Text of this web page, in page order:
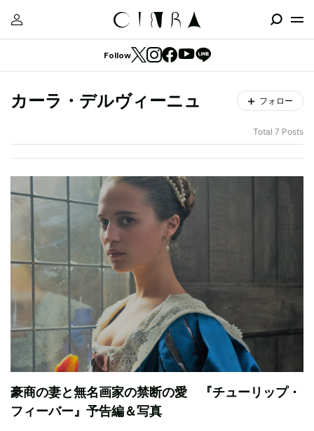
Follow
カーラ・デルヴィーニュ フォロー
Total 7 Posts
豪商の妻と無名画家の禁断の愛 『チューリップ・
フィーバー』予告編＆写真